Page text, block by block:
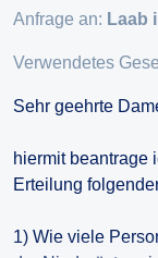
Anfrage an: Laab
Verwendetes
Sehr geehrte
hiermit beantrage
Erteilung
1) Wie viele